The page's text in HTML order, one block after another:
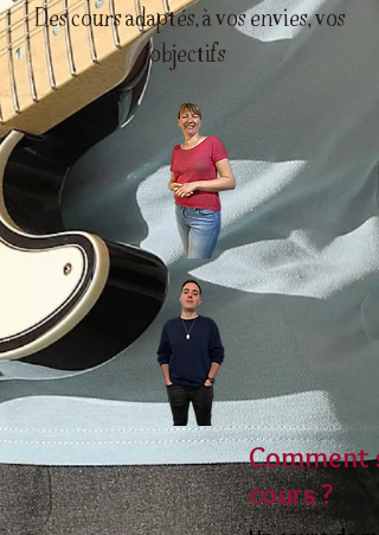
Des cours adaptés, à vos envies, vos
objectifs
Comment
cours ?